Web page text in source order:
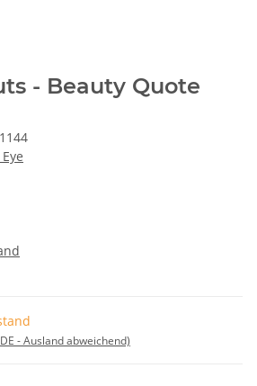
- Beauty Quote
- Ausland abweichend)